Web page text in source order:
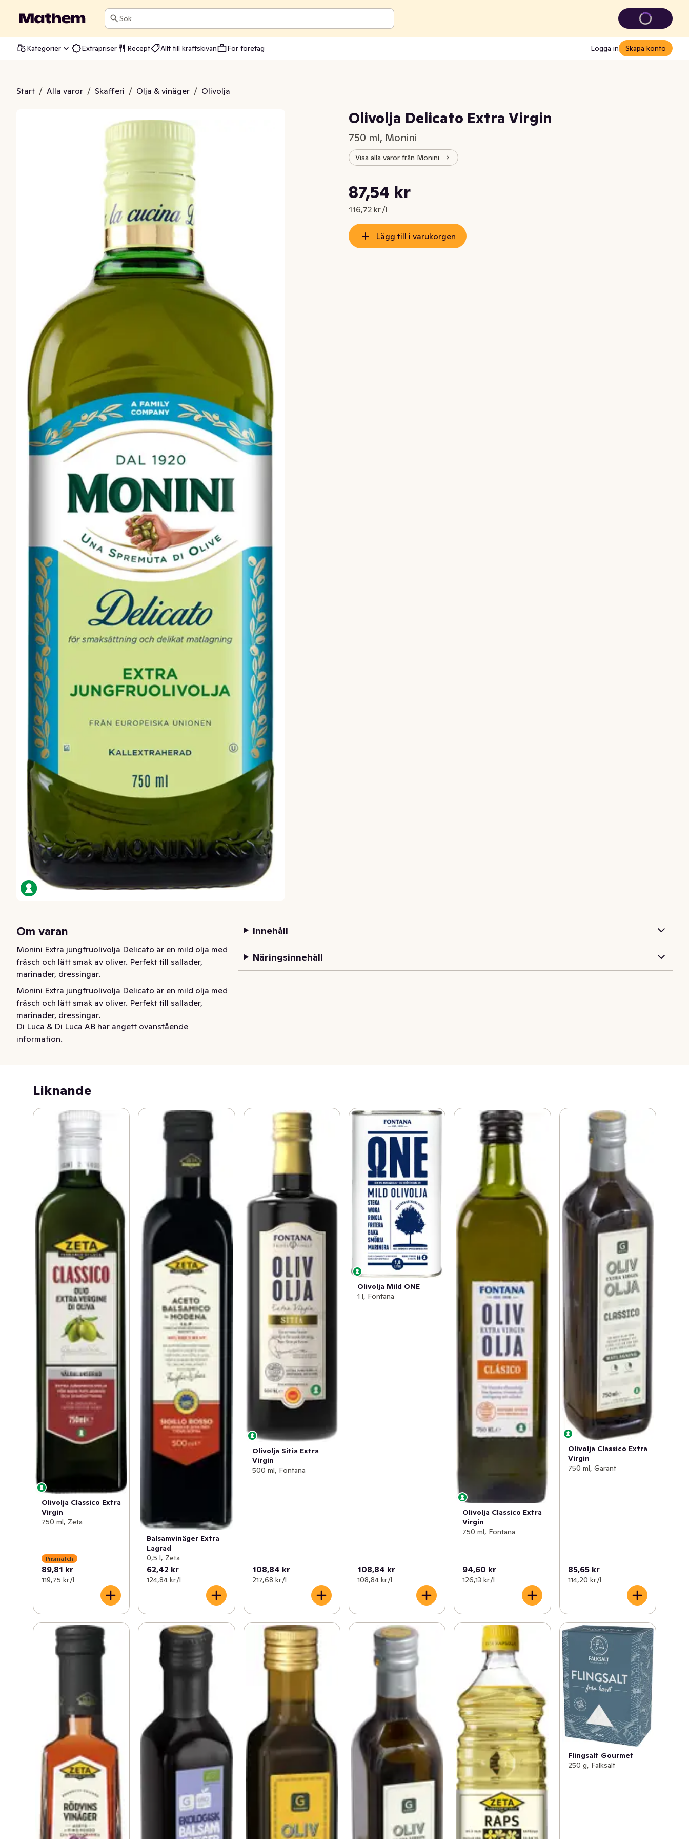
Sök
Kategorier Extrapriser Recept Allt till kräftskivan För företag Logga in Skapa konto
Start / Alla varor / Skafferi / Olja & vinäger / Olivolja
Extra Virgin
Olivolja Delicato Extra Virgin
750 ml, Monini
Visa alla varor från Monini
Nuvarande pris är: 87,54 kr
87,54 kr
116,72 kr /l
Styckpris: 116,72 kr /l
Lägg till i varukorgen
Om varan
Monini Extra jungfruolivolja Delicato är en mild olja med
fräsch och lätt smak av oliver. Perfekt till sallader,
marinader, dressingar.
Monini Extra jungfruolivolja Delicato är en mild olja med
fräsch och lätt smak av oliver. Perfekt till sallader,
marinader, dressingar.
Di Luca & Di Luca AB har angett ovanstående
information.
Innehåll
Näringsinnehåll
Liknande
Olivolja Classico Extra
Virgin
750 ml, Zeta
Prismatch
89,81 kr
119,75 kr /l
Balsamvinäger Extra
Lagrad
0,5 l, Zeta
62,42 kr
124,84 kr /l
Olivolja Sitia Extra
Virgin
500 ml, Fontana
108,84 kr
217,68 kr /l
Olivolja Mild ONE
1 l, Fontana
108,84 kr
108,84 kr /l
Olivolja Classico Extra
Virgin
750 ml, Fontana
94,60 kr
126,13 kr /l
Olivolja Classico Extra
Virgin
750 ml, Garant
85,65 kr
114,20 kr /l
Flingsalt Gourmet
250 g, Falksalt